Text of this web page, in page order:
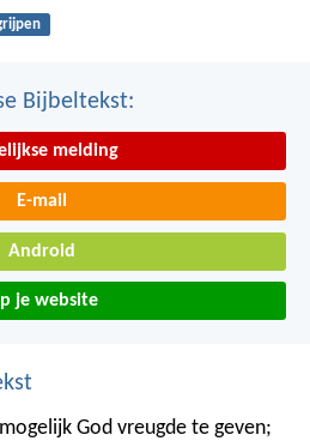
Bijbeltekst:
melding
E-mail
Android
je website
God vreugde te geven;